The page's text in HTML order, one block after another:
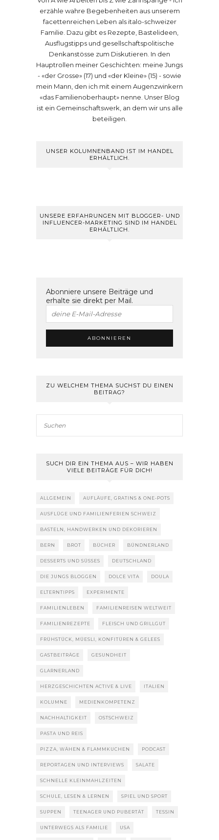
erzähle wahre Begebenheiten aus unserem
facettenreichen Leben als italo-schweizer
Familie. Dazu gibt es Rezepte, Bastelideen,
Ausflugstipps und gesellschaftspolitische
Denkanstösse zum Diskutieren. In den
Hauptrollen meiner Geschichten: meine Jungs
- «der Grosse» (17) und «der Kleine» (15) - sowie
mein Mann, den ich mit einem Augenzwinkern
«das Familienoberhaupt» nenne. Unser Blog
ist ein Gemeinschaftswerk, an dem wir uns alle
beteiligen.
UNSER KOLUMNENBAND IST IM HANDEL
ERHÄLTLICH.
UNSERE ERFAHRUNGEN MIT BLOGGER- UND
INFLUENCER-MARKETING SIND IM HANDEL
ERHÄLTLICH.
Abonniere unsere Beiträge und
erhalte sie direkt per Mail.
ZU WELCHEM THEMA SUCHST DU EINEN
BEITRAG?
SUCH DIR EIN THEMA AUS – WIR HABEN
VIELE BEITRÄGE FÜR DICH!
ALLGEMEIN AUFLÄUFE, GRATINS & ONE-POTS
AUSFLÜGE UND FAMILIENFERIEN SCHWEIZ
BASTELN, HANDWERKEN UND DEKORIEREN
BERN BROT BÜCHER BÜNDNERLAND
DESSERTS UND SÜSSES DEUTSCHLAND
DIE JUNGS BLOGGEN DOLCE VITA DOULA
ELTERNTIPPS EXPERIMENTE
FAMILIENLEBEN FAMILIENREISEN WELTWEIT
FAMILIENREZEPTE FLEISCH UND GRILLGUT
FRÜHSTÜCK, MÜESLI, KONFITÜREN & GELEES
GASTBEITRÄGE GESUNDHEIT
GLARNERLAND
HERZGESCHICHTEN ACTIVE & LIVE ITALIEN
KOLUMNE MEDIENKOMPETENZ
NACHHALTIGKEIT OSTSCHWEIZ
PASTA UND REIS
PIZZA, WÄHEN & FLAMMKUCHEN PODCAST
REPORTAGEN UND INTERVIEWS SALATE
SCHNELLE KLEINMAHLZEITEN
SCHULE, LESEN & LERNEN SPIEL UND SPORT
SUPPEN TEENAGER UND PUBERTÄT TESSIN
UNTERWEGS ALS FAMILIE USA